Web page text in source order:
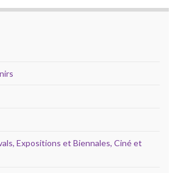
Expositions et Biennales, Ciné et